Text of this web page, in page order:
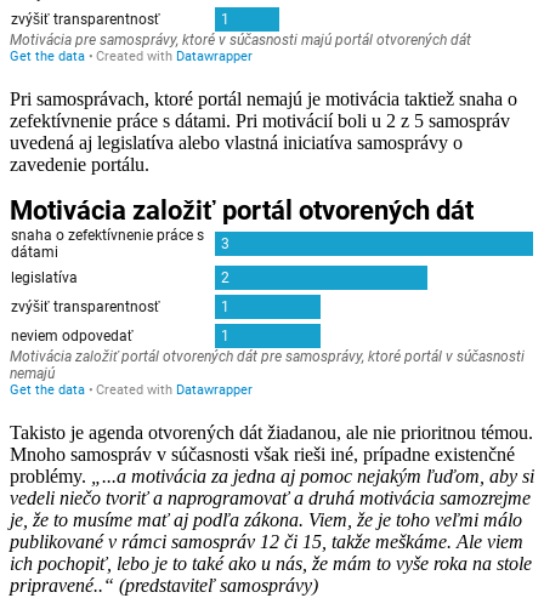
Pri samosprávach, ktoré portál nemajú je motivácia taktiež snaha o
zefektívnenie práce s dátami. Pri motivácií boli u 2 z 5 samospráv
uvedená aj legislatíva alebo vlastná iniciatíva samosprávy o
zavedenie portálu.
Takisto je agenda otvorených dát žiadanou, ale nie prioritnou témou.
Mnoho samospráv v súčasnosti však rieši iné, prípadne existenčné
problémy. „...a motivácia za jedna aj pomoc nejakým ľuďom, aby si
vedeli niečo tvoriť a naprogramovať a druhá motivácia samozrejme
je, že to musíme mať aj podľa zákona. Viem, že je toho veľmi málo
publikované v rámci samospráv 12 či 15, takže meškáme. Ale viem
ich pochopiť, lebo je to také ako u nás, že mám to vyše roka na stole
pripravené..“ (predstaviteľ samosprávy)